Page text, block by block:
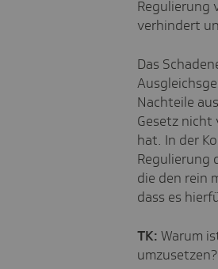
Regulierung
verhindert
Das
Nachteile
Gesetz nicht
hat. In der
Regulierung
die den rein
dass es
TK: Warum
umzusetzen?